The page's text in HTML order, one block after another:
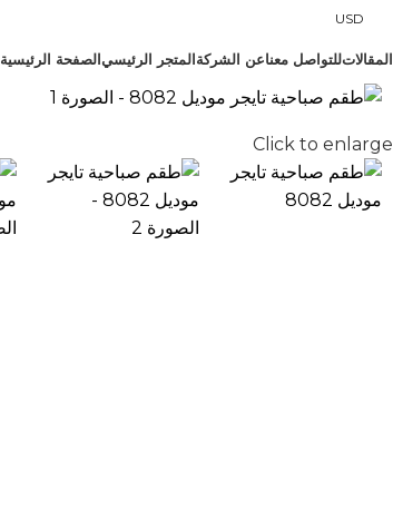
USD
المقالاتللتواصل معناعن الشركةالمتجر الرئيسيالصفحة الرئيسية
Click to enlarge